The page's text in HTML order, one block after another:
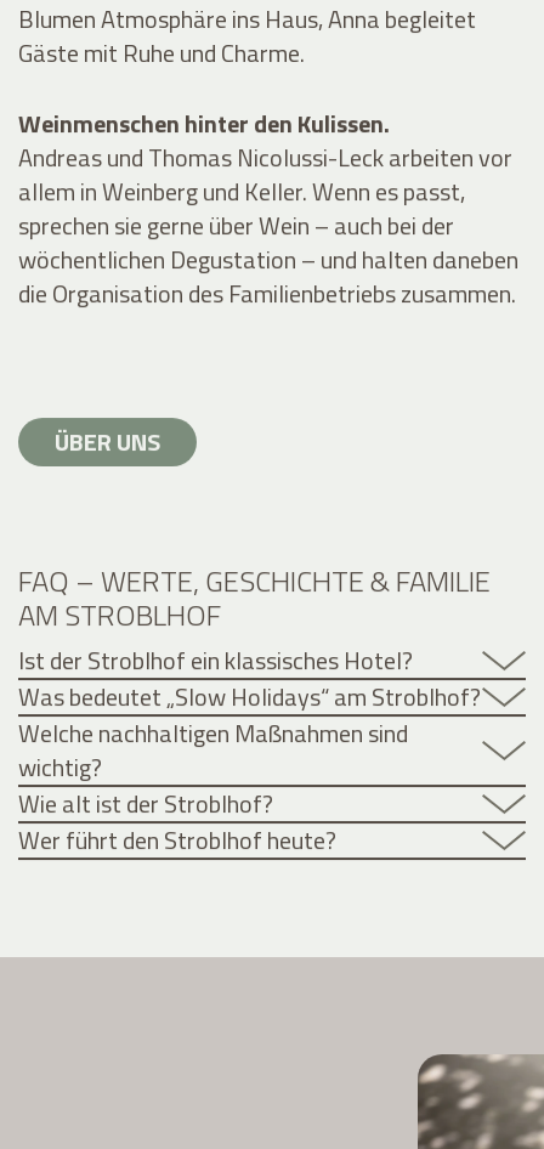
Blumen Atmosphäre ins Haus, Anna begleitet
Gäste mit Ruhe und Charme.
Weinmenschen hinter den Kulissen.
Andreas und Thomas Nicolussi-Leck arbeiten vor
allem in Weinberg und Keller. Wenn es passt,
sprechen sie gerne über Wein – auch bei der
wöchentlichen Degustation – und halten daneben
die Organisation des Familienbetriebs zusammen.
ÜBER UNS
FAQ – WERTE, GESCHICHTE & FAMILIE
AM STROBLHOF
Ist der Stroblhof ein klassisches Hotel?
Was bedeutet „Slow Holidays“ am Stroblhof?
Welche nachhaltigen Maßnahmen sind
wichtig?
Wie alt ist der Stroblhof?
Wer führt den Stroblhof heute?